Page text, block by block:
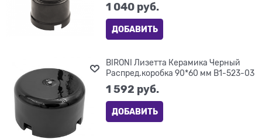
1 040 руб.
ДОБАВИТЬ
BIRONI Лизетта Керамика Черный
Распред.коробка 90*60 мм B1-523-03
1 592 руб.
ДОБАВИТЬ